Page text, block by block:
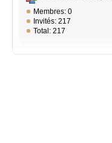
Membres: 0
Invités: 217
Total: 217